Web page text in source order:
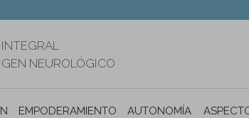
NEUROLÓGICO
EMPODERAMIENTO AUTONOMÍA